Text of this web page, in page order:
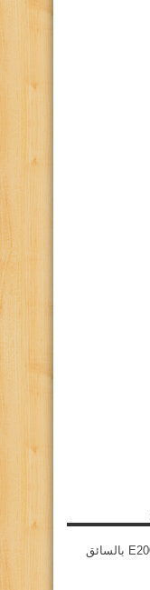
تأجير سيارات مرسيدس E200 بالسائق